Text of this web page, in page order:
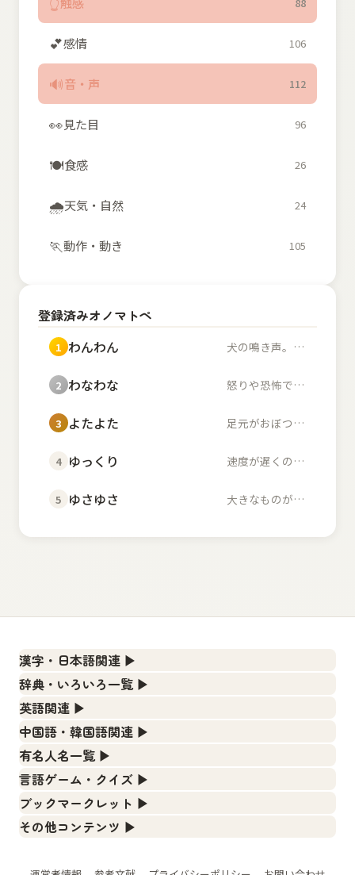
💕感情 106
🔊音・声 112
👀見た目 96
🍽️食感 26
🌧️天気・自然 24
🏃動作・動き 105
登録済みオノマトペ
1 わんわん 犬の鳴き声。また、幼...
2 わなわな 怒りや恐怖で体が小刻...
3 よたよた 足元がおぼつかず不安...
4 ゆっくり 速度が遅くのんびりし...
5 ゆさゆさ 大きなものが左右に揺...
漢字・日本語関連 ▶
漢字の読み方検索、手書き入力、書き順練習など、日本語学
習に役立つツールを集めています。
人名漢字辞典 - 読み方検索
手書き漢字入力
漢字の書き方・書き順 書き取り練習帳
ひらがなの書き方・書き順
カタカナの書き方・書き順
辞典・いろいろ一覧 ▶
部首・画数別の漢字一覧、熟語辞典、地名・駅名検索など、
各種リファレンスツールです。
部首画数別漢字一覧
常用漢字一覧
人名用漢字一覧
画数別なまえ漢字一覧
英語関連 ▶
カタカナ語・略語の意味検索、発音記号、リスニング練習な
ど英語学習ツールです。
カタカナ語の意味・発音・類語辞典
英語の発音記号一覧
英単語リスニングテスト
中国語・韓国語関連 ▶
中国語のピンイン変換、韓国語の手書き入力など、アジア言
語学習ツールです。
手書き中国語入力 変換ツール
ピンイン一覧表
外国語翻訳ツール
有名人名一覧 ▶
海外セレブやスポーツ選手の名前の読み方・発音を確認でき
海外有名人の苗字・名前一覧と発音 🔊
WEリーグ選手名一覧
言語ゲーム・クイズ ▶
四字熟語パズルや漢字クイズなど、楽しみながら学べるゲー
有名人名前読みクイズ（毎日更新）
ブックマークレット ▶
ブラウザに登録して、どのサイトからでも漢字や英語を検索
漢字読み方検索ブックマークレット
その他コンテンツ ▶